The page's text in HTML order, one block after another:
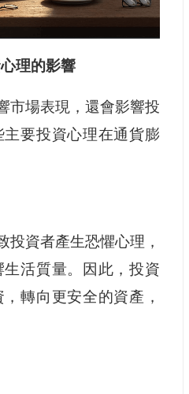
理的影響
市場表現，還會影響投
要投資心理在通貨膨
投資者產生恐懼心理，
活質量。因此，投資
轉向更安全的資產，